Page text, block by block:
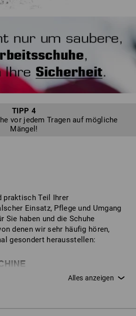
TIPP 4
vor jedem Tragen auf mögliche
Mängel!
praktisch Teil Ihrer
Einsatz, Pflege und Umgang
Sie haben und die Schuhe
denen wir sehr häufig hören,
gesondert herausstellen: